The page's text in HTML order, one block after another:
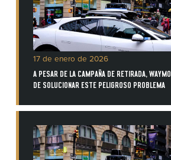
17 de enero de 2026
A PESAR DE LA CAMPAÑA DE RETIRADA,
DE SOLUCIONAR ESTE PELIGROSO PROBLEMA